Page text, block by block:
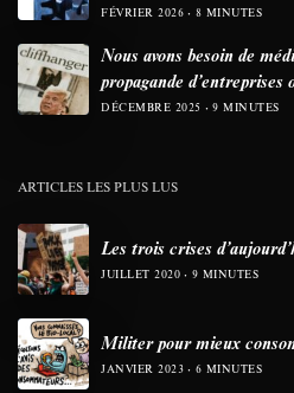
FÉVRIER 2026 8 MINUTES
Nous avons besoin de
propagande d’entreprises
DÉCEMBRE 2025 9 MINUTES
ARTICLES LES PLUS LUS
Les trois crises
JUILLET 2020 9 MINUTES
Militer pour mieux
JANVIER 2023 6 MINUTES